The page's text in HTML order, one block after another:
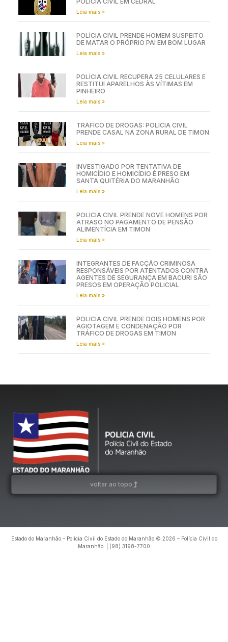
Leia mais »
POLÍCIA CIVIL PRENDE HOMEM SUSPEITO
DE MATAR O PRÓPRIO PAI EM BOM LUGAR
Leia mais »
POLÍCIA CIVIL RECUPERA 25 CELULARES E
RESTITUI APARELHOS ÀS VÍTIMAS EM
PINHEIRO
Leia mais »
TRÁFICO DE DROGAS: POLÍCIA CIVIL
PRENDE CASAL NA ZONA RURAL DE TIMON
Leia mais »
INVESTIGADO POR TENTATIVA DE
HOMICÍDIO E HOMICÍDIO É PRESO EM
SANTA QUITÉRIA DO MARANHÃO
Leia mais »
POLÍCIA CIVIL PRENDE NOVE HOMENS POR
ATRASO NO PAGAMENTO DE PENSÃO
ALIMENTÍCIA EM TIMON
Leia mais »
INTEGRANTES DE FACÇÃO CRIMINOSA
RESPONSÁVEIS POR ATENTADOS CONTRA
AGENTES DE SEGURANÇA EM BACURI SÃO
PRESOS EM OPERAÇÃO POLICIAL
Leia mais »
POLÍCIA CIVIL PRENDE DOIS HOMENS POR
AGIOTAGEM E CONDENAÇÃO POR
TRÁFICO DE DROGAS EM TIMON
Leia mais »
voltar ao topo
Estado do Maranhão – Polícia Civil do Estado do Maranhão © 2026 – Polícia Civil do
Maranhão. | (98) 3198-7700